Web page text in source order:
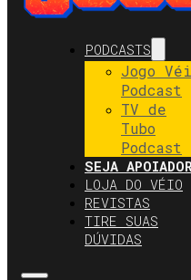
PODCASTS
Jogo
Podcast
TV de
Tubo
Podcast
SEJA APOIADOR
LOJA DO VÉIO
REVISTAS
TIRE SUAS
DÚVIDAS